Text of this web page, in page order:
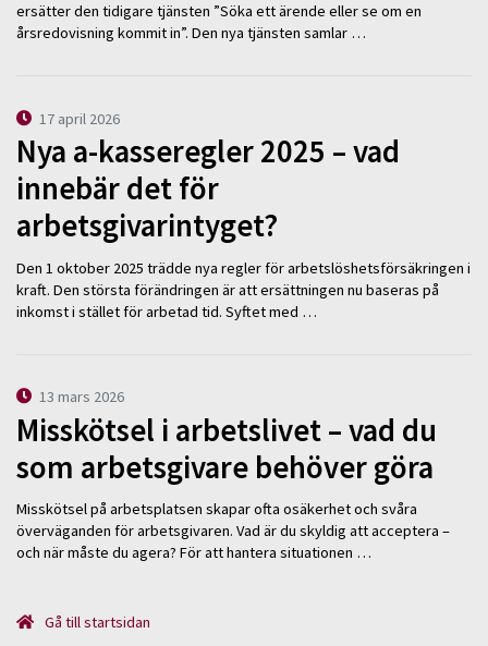
ersätter den tidigare tjänsten ”Söka ett ärende eller se om en
årsredovisning kommit in”. Den nya tjänsten samlar …
17 april 2026
Nya a-kasseregler 2025 – vad
innebär det för
arbetsgivarintyget?
Den 1 oktober 2025 trädde nya regler för arbetslöshetsförsäkringen i
kraft. Den största förändringen är att ersättningen nu baseras på
inkomst i stället för arbetad tid. Syftet med …
13 mars 2026
Misskötsel i arbetslivet – vad du
som arbetsgivare behöver göra
Misskötsel på arbetsplatsen skapar ofta osäkerhet och svåra
överväganden för arbetsgivaren. Vad är du skyldig att acceptera –
och när måste du agera? För att hantera situationen …
Gå till startsidan